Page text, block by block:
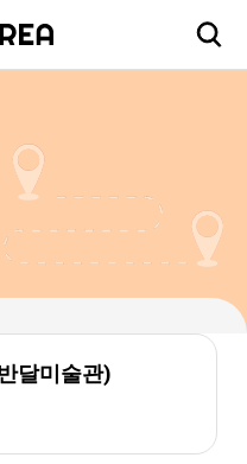
달미술관)